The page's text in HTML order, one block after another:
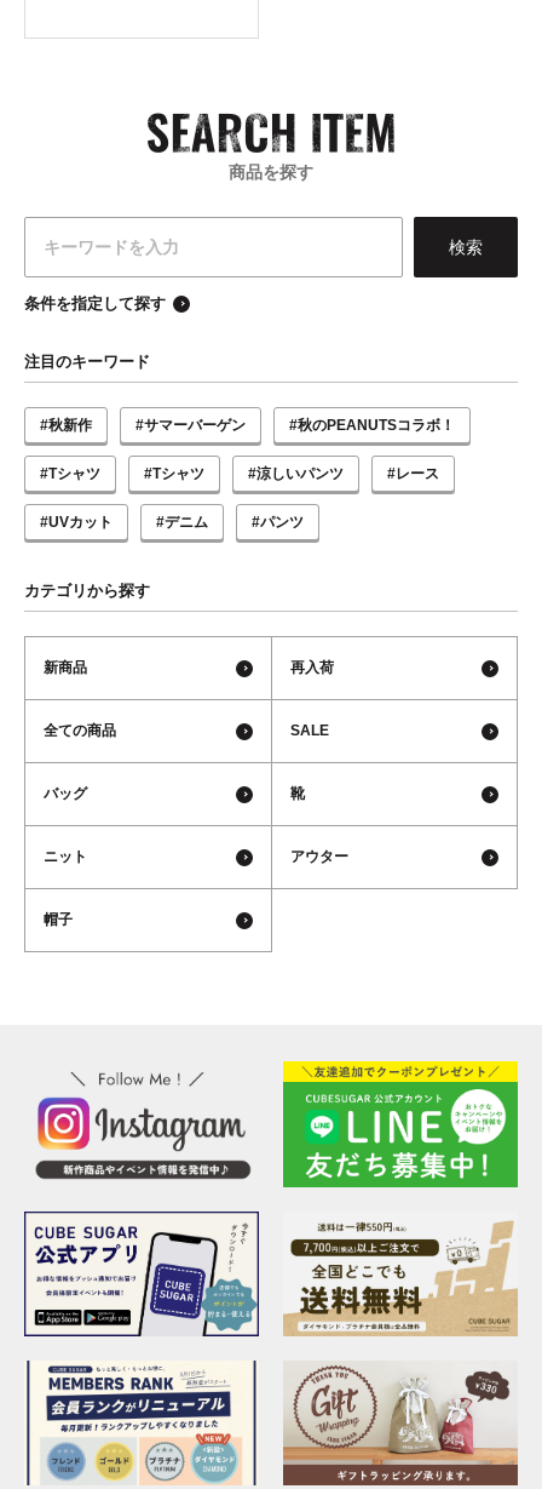
商品を探す
条件を指定して探す
注目のキーワード
#秋新作 #サマーバーゲン #秋のPEANUTSコラボ！
#Tシャツ #Tシャツ #涼しいパンツ #レース
#UVカット #デニム #パンツ
カテゴリから探す
新商品 再入荷
全ての商品 SALE
バッグ 靴
ニット アウター
帽子